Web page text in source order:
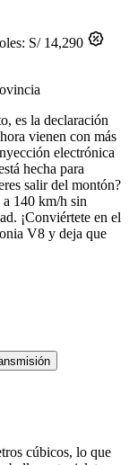
S/ 14,290
es la declaración
vienen con más
electrónica
hecha para
salir del montón?
140 km/h sin
¡Conviértete en el
V8 y deja que
cúbicos, lo que